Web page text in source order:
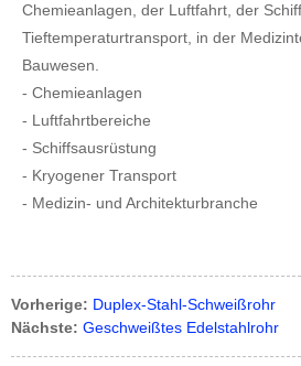
Chemieanlagen, der Luftfahrt, der
Tieftemperaturtransport, in der
Bauwesen.
- Chemieanlagen
- Luftfahrtbereiche
- Schiffsausrüstung
- Kryogener Transport
- Medizin- und Architekturbranche
Vorherige: Duplex-Stahl-Schweißrohr
Nächste: Geschweißtes Edelstahlrohr